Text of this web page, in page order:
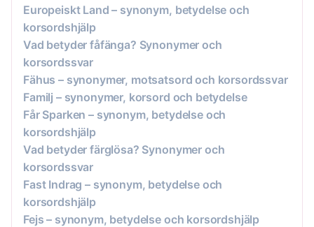
Europeiskt Land – synonym, betydelse och
korsordshjälp
Vad betyder fåfänga? Synonymer och
korsordssvar
Fähus – synonymer, motsatsord och korsordssvar
Familj – synonymer, korsord och betydelse
Får Sparken – synonym, betydelse och
korsordshjälp
Vad betyder färglösa? Synonymer och
korsordssvar
Fast Indrag – synonym, betydelse och
korsordshjälp
Fejs – synonym, betydelse och korsordshjälp